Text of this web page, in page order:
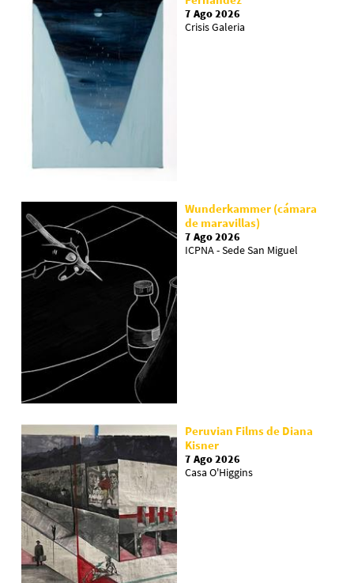
7 Ago 2026
Crisis Galeria
Wunderkammer (cámara
de maravillas)
7 Ago 2026
ICPNA - Sede San Miguel
Peruvian Films de Diana
Kisner
7 Ago 2026
Casa O'Higgins